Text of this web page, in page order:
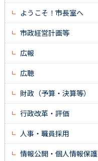
ようこそ！市長室へ
市政経営計画等
広報
広聴
財政（予算・決算等）
行政改革・評価
人事・職員採用
情報公開・個人情報保護